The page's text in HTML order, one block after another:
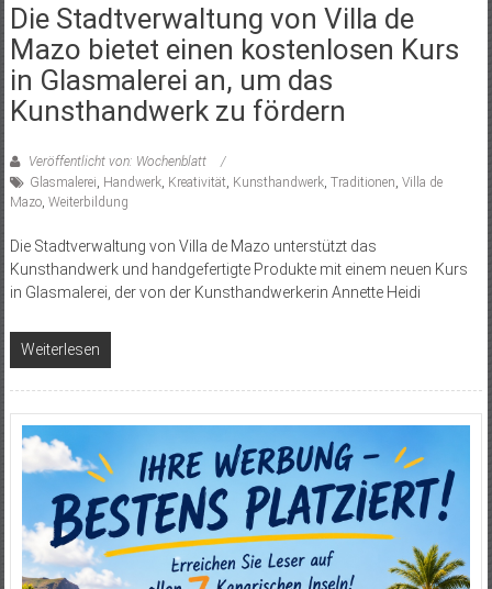
Die Stadtverwaltung von Villa de
Mazo bietet einen kostenlosen Kurs
in Glasmalerei an, um das
Kunsthandwerk zu fördern
Veröffentlicht von: Wochenblatt
Glasmalerei Handwerk, Kreativität Kunsthandwerk, Traditionen Villa de
Mazo, Weiterbildung
Die Stadtverwaltung von Villa de Mazo unterstützt das
Kunsthandwerk und handgefertigte Produkte mit einem neuen Kurs
in Glasmalerei, der von der Kunsthandwerkerin Annette Heidi
Weiterlesen